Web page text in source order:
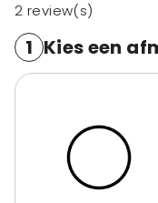
2 review(s)
1 Kies een